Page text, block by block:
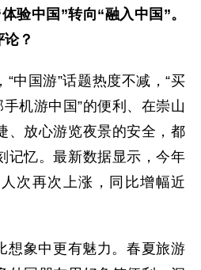
验中国”转向“融入中国”。
？
中国游”话题热度不减，“买
手机游中国”的便利、在崇山
、放心游览夜景的安全，都
记忆。最新数据显示，今年
次再次上涨，同比增幅近
想象中更有魅力。春夏旅游